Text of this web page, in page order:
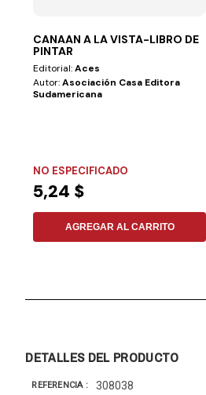
CANAAN A LA VISTA-LIBRO DE
PINTAR
Editorial:Aces
Autor:Asociación Casa Editora
Sudamericana
NO ESPECIFICADO
5,24 $
AGREGAR AL CARRITO
DETALLES DEL PRODUCTO
REFERENCIA 308038